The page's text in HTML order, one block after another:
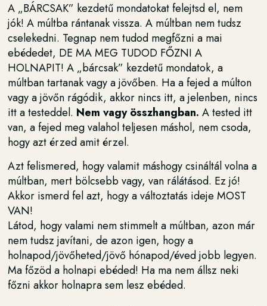
A „BÁRCSAK” kezdetű mondatokat felejtsd el, nem
jók! A múltba rántanak vissza. A múltban nem tudsz
cselekedni. Tegnap nem tudod megfőzni a mai
ebédedet, DE MA MEG TUDOD FŐZNI A
HOLNAPIT! A „bárcsak” kezdetű mondatok, a
múltban tartanak vagy a jövőben. Ha a fejed a múlton
vagy a jövőn rágódik, akkor nincs itt, a jelenben, nincs
itt a testeddel. Nem vagy összhangban. A tested itt
van, a fejed meg valahol teljesen máshol, nem csoda,
hogy azt érzed amit érzel.
Azt felismered, hogy valamit máshogy csináltál volna a
múltban, mert bölcsebb vagy, van rálátásod. Ez jó!
Akkor ismerd fel azt, hogy a változtatás ideje MOST
VAN!
Látod, hogy valami nem stimmelt a múltban, azon már
nem tudsz javítani, de azon igen, hogy a
holnapod/jövőheted/jövő hónapod/éved jobb legyen.
Ma főzöd a holnapi ebéded! Ha ma nem állsz neki
főzni akkor holnapra sem lesz ebéded.